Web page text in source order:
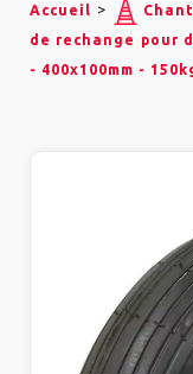
Accueil >
de rechange pour
- 400x100mm -